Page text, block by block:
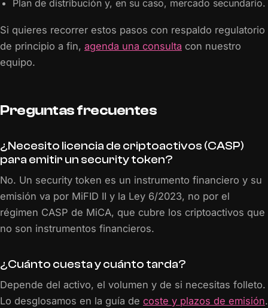
Plan de distribución y, en su caso, mercado secundario.
Si quieres recorrer estos pasos con respaldo regulatorio
de principio a fin, agenda una consulta con nuestro
equipo.
Preguntas frecuentes
¿Necesito licencia de criptoactivos (CASP)
para emitir un security token?
No. Un security token es un instrumento financiero y su
emisión va por MiFID II y la Ley 6/2023, no por el
régimen CASP de MiCA, que cubre los criptoactivos que
no son instrumentos financieros.
¿Cuánto cuesta y cuánto tarda?
Depende del activo, el volumen y de si necesitas folleto.
Lo desglosamos en la guía de coste y plazos de emisión.